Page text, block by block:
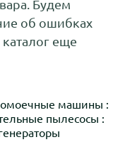
Будем
об ошибках
еще
машины :
пылесосы :